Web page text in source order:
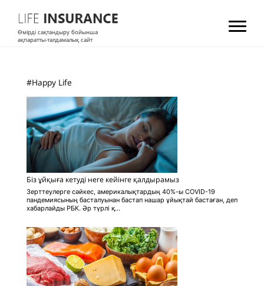
Өмірді сақтандыру бойынша
ақпаратты-талдамалық сайт
#Happy Life
Біз ұйқыға кетуді неге кейінге қалдырамыз
Зерттеулерге сәйкес, америкалықтардың 40%-ы COVID-19
пандемиясының басталуынан бастап нашар ұйықтай бастаған, деп
хабарлайды РБК. Әр түрлі қ...